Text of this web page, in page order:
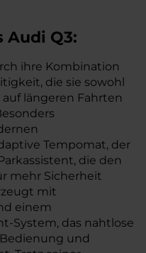
Audi Q3:
ihre Kombination
die sie sowohl
längeren Fahrten
Tempomat, der
die den
mehr Sicherheit
mit
einem
System, das nahtlose
und